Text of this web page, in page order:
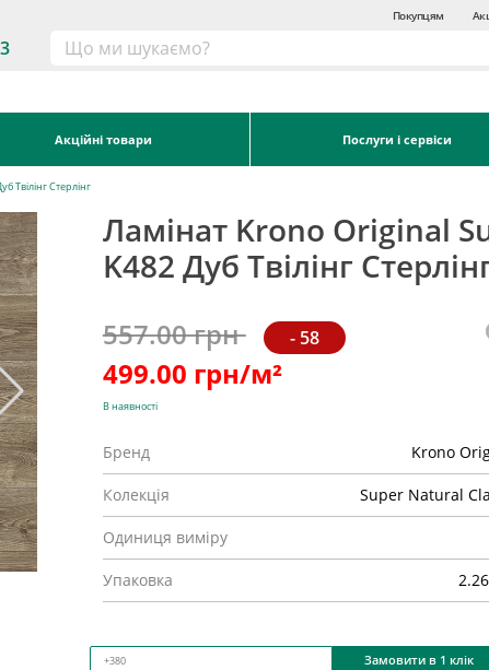
Покупцям
Акційні товари Послуги і сервіси
Твілінг Стерлінг
Ламінат Krono Original
K482 Дуб Твілінг
557.00 грн - 58
499.00 грн/м²
В наявності
Бренд Krono
Колекція Super Natural
Одиниця виміру
Упаковка
Замовити в 1 клік